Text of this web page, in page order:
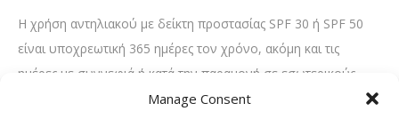
Manage Consent
Η χρήση αντηλιακού με δείκτη προστασίας SPF 30 ή SPF 50
είναι υποχρεωτική 365 ημέρες τον χρόνο, ακόμη και τις
ημέρες με συννεφιά ή κατά την παραμονή σε εσωτερικούς
χώρους με φυσικό φως. Για το λιπαρό ή με τάση ακμής δέρμα,